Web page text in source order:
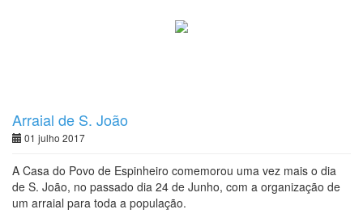
Arraial de S. João
01 julho 2017
A Casa do Povo de Espinheiro comemorou uma vez mais o dia
de S. João, no passado dia 24 de Junho, com a organização de
um arraial para toda a população.